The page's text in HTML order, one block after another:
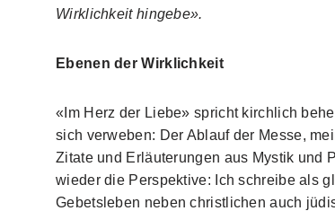
Wirklichkeit hingebe».
Ebenen der Wirklichkeit
«Im Herz der Liebe» spricht kirchlich
sich verweben: Der Ablauf der Messe,
Zitate und Erläuterungen aus Mystik und
wieder die Perspektive: Ich schreibe als
Gebetsleben neben christlichen auch